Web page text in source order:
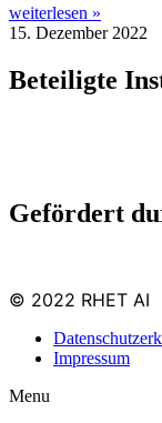
weiterlesen »
15. Dezember 2022
Beteiligte
Gefördert
© 2022 RHET AI
Impressum
Menu